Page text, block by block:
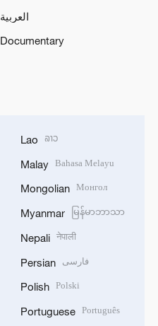
العربية
Documentary
Lao ລາວ
Malay Bahasa Melayu
Mongolian Монгол
Myanmar မြန်မာဘာသာ
Nepali नेपाली
Persian فارسی
Polish Polski
Portuguese Português